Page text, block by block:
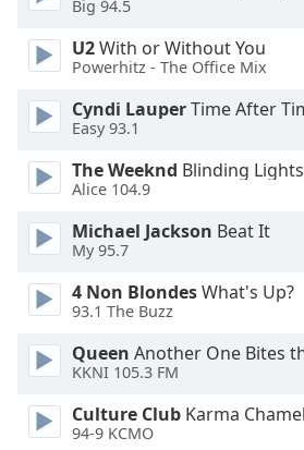
Opacity
Background
Color
Opacity
Caption
Area
Color
Opacity
Big 94.5
U2With or Without You
Powerhitz - The Office Mix
Cyndi LauperTime After
Easy 93.1
The Weeknd Blinding Lights
Alice 104.9
Michael Jackson Beat It
My 95.7
4 Non BlondesWhat's Up?
93.1 The Buzz
Queen Another One Bites
KKNI 105.3 FM
Culture Club Karma
94-9 KCMO